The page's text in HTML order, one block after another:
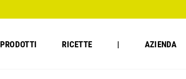
PRODOTTI RICETTE | AZIENDA